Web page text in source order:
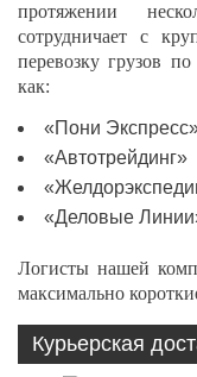
протяжении
сотрудничает с
перевозку грузов
как:
«Пони
«Автотрейдинг»
«Деловые
Логисты нашей
максимально
Курьерская